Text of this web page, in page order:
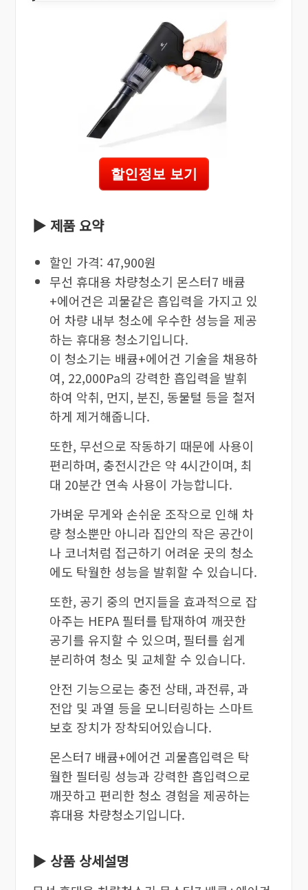
할인정보 보기
▶ 제품 요약
할인 가격: 47,900원
무선 휴대용 차량청소기 몬스터7 배큠
+에어건은 괴물같은 흡입력을 가지고 있
어 차량 내부 청소에 우수한 성능을 제공
하는 휴대용 청소기입니다.
이 청소기는 배큠+에어건 기술을 채용하
여, 22,000Pa의 강력한 흡입력을 발휘
하여 악취, 먼지, 분진, 동물털 등을 철저
하게 제거해줍니다.
또한, 무선으로 작동하기 때문에 사용이
편리하며, 충전시간은 약 4시간이며, 최
대 20분간 연속 사용이 가능합니다.
가벼운 무게와 손쉬운 조작으로 인해 차
량 청소뿐만 아니라 집안의 작은 공간이
나 코너처럼 접근하기 어려운 곳의 청소
에도 탁월한 성능을 발휘할 수 있습니다.
또한, 공기 중의 먼지들을 효과적으로 잡
아주는 HEPA 필터를 탑재하여 깨끗한
공기를 유지할 수 있으며, 필터를 쉽게
분리하여 청소 및 교체할 수 있습니다.
안전 기능으로는 충전 상태, 과전류, 과
전압 및 과열 등을 모니터링하는 스마트
보호 장치가 장착되어있습니다.
몬스터7 배큠+에어건 괴물흡입력은 탁
월한 필터링 성능과 강력한 흡입력으로
깨끗하고 편리한 청소 경험을 제공하는
휴대용 차량청소기입니다.
▶ 상품 상세설명